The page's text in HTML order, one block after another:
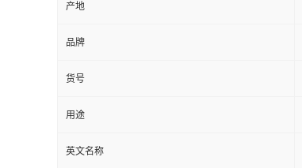
产地
品牌
货号
用途
英文名称